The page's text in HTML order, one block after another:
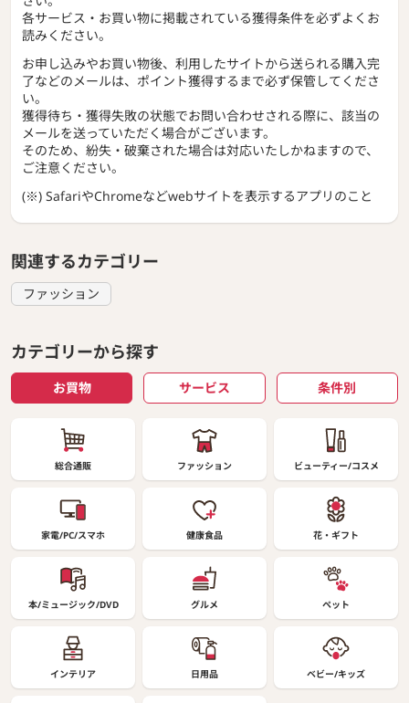
各サービス・お買い物に掲載されている獲得条件を必ずよくお
読みください。
お申し込みやお買い物後、利用したサイトから送られる購入完
了などのメールは、ポイント獲得するまで必ず保管してくださ
い。
獲得待ち・獲得失敗の状態でお問い合わせされる際に、該当の
メールを送っていただく場合がございます。
そのため、紛失・破棄された場合は対応いたしかねますので、
ご注意ください。
(※) SafariやChromeなどwebサイトを表示するアプリのこと
関連するカテゴリー
ファッション
カテゴリーから探す
お買物 サービス 条件別
総合通販 ファッション ビューティー/コスメ
家電/PC/スマホ 健康食品 花・ギフト
本/ミュージック/DVD グルメ ペット
インテリア 日用品 ベビー/キッズ